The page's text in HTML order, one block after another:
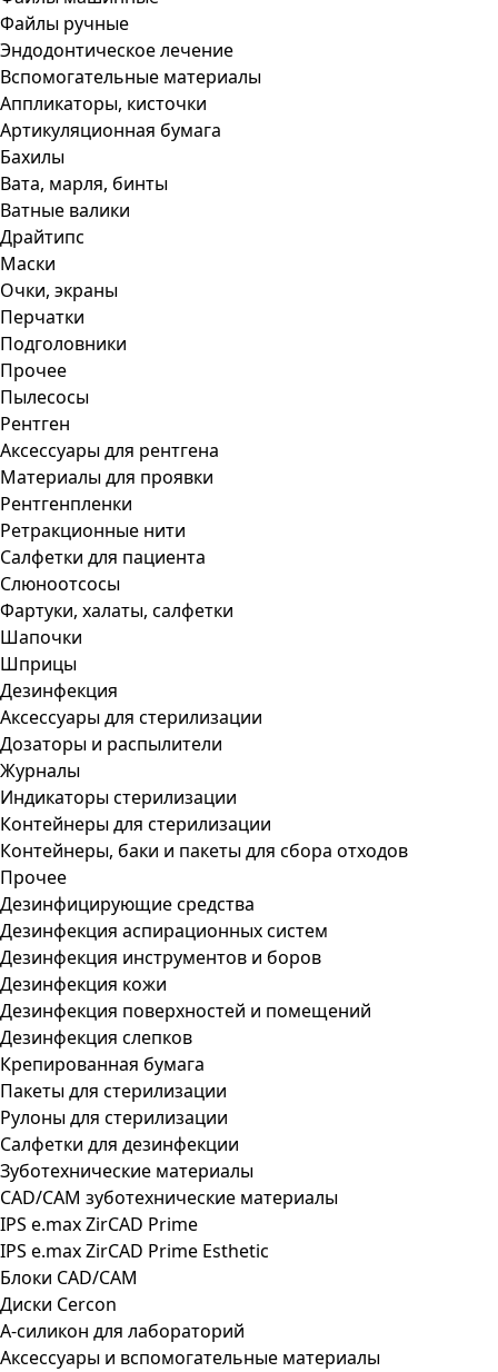
Файлы ручные
Эндодонтическое лечение
Вспомогательные материалы
Аппликаторы, кисточки
Артикуляционная бумага
Бахилы
Вата, марля, бинты
Ватные валики
Драйтипс
Маски
Очки, экраны
Перчатки
Подголовники
Прочее
Пылесосы
Рентген
Аксессуары для рентгена
Материалы для проявки
Рентгенпленки
Ретракционные нити
Салфетки для пациента
Слюноотсосы
Фартуки, халаты, салфетки
Шапочки
Шприцы
Дезинфекция
Аксессуары для стерилизации
Дозаторы и распылители
Журналы
Индикаторы стерилизации
Контейнеры для стерилизации
Контейнеры, баки и пакеты для сбора отходов
Прочее
Дезинфицирующие средства
Дезинфекция аспирационных систем
Дезинфекция инструментов и боров
Дезинфекция кожи
Дезинфекция поверхностей и помещений
Дезинфекция слепков
Крепированная бумага
Пакеты для стерилизации
Рулоны для стерилизации
Салфетки для дезинфекции
Зуботехнические материалы
CAD/CAM зуботехнические материалы
IPS e.max ZirCAD Prime
IPS e.max ZirCAD Prime Esthetic
Блоки CAD/CAM
Диски Cercon
А-силикон для лабораторий
Аксессуары и вспомогательные материалы